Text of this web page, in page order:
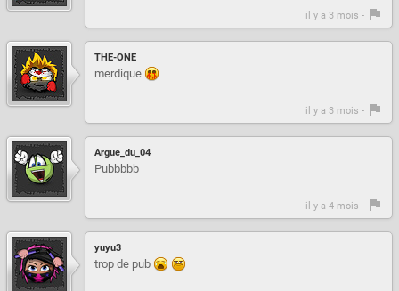
il y a 3 mois -
THE-ONE
merdique
il y a 3 mois -
Argue_du_04
Pubbbbb
il y a 4 mois -
yuyu3
trop de pub